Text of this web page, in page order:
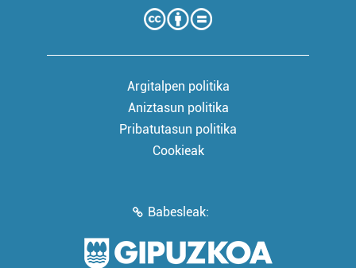
Argitalpen politika
Aniztasun politika
Pribatutasun politika
Cookieak
Babesleak: